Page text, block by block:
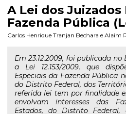
A Lei dos Juizados
Fazenda Pública
Carlos Henrique Tranjan Bechara e Alaim
Em 23.12.2009, foi publicada
a Lei 12.153/2009, que
Especiais da Fazenda Pública
do Distrito Federal, dos
referida lei tem por finalidade
envolvam interesses das
Estados, do Distrito